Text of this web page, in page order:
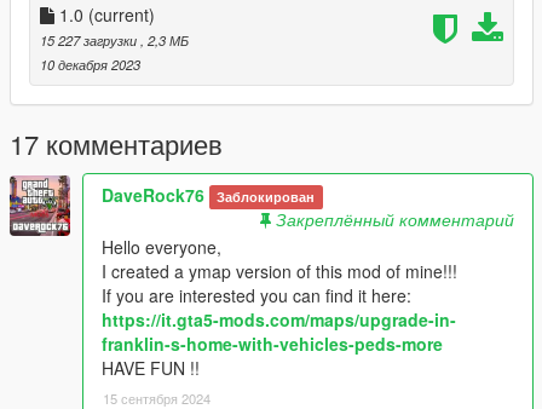
1.0 (current)
15 227 загрузки , 2,3 МБ
10 декабря 2023
17 комментариев
DaveRock76 Заблокирован
Закреплённый комментарий
Hello everyone,
I created a ymap version of this mod of mine!!!
If you are interested you can find it here:
https://it.gta5-mods.com/maps/upgrade-in-
franklin-s-home-with-vehicles-peds-more
HAVE FUN !!
15 сентября 2024